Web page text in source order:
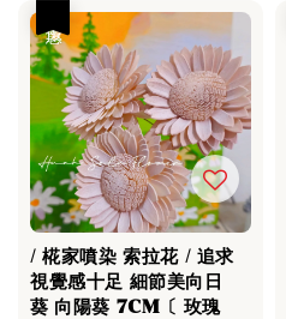
/ 椛家噴染 索拉花 / 追求
視覺感十足 細節美向日
葵 向陽葵 7CM〔 玫瑰